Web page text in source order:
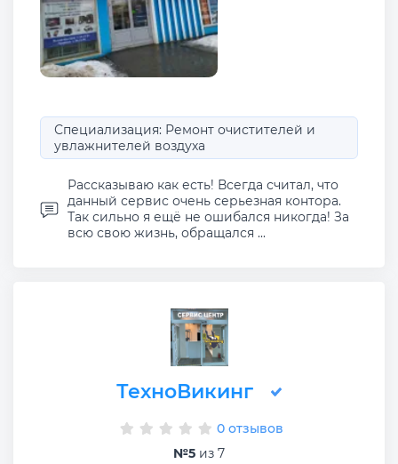
Специализация: Ремонт очистителей и
увлажнителей воздуха
Рассказываю как есть! Всегда считал, что
данный сервис очень серьезная контора.
Так сильно я ещё не ошибался никогда! За
всю свою жизнь, обращался ...
ТехноВикинг
0 отзывов
№5 из 7